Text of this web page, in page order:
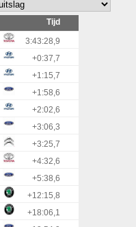
Tijd
3:43:28,9
+0:37,7
+1:15,7
+1:58,6
+2:02,6
+3:06,3
+3:25,7
+4:32,6
+5:38,6
+12:15,8
+18:06,1